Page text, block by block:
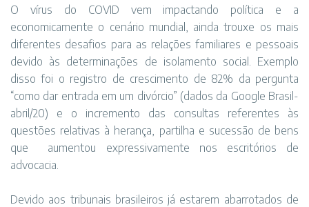
O vírus do COVID vem impactando política e a
economicamente o cenário mundial, ainda trouxe os mais
diferentes desafios para as relações familiares e pessoais
devido às determinações de isolamento social. Exemplo
disso foi o registro de crescimento de 82% da pergunta
“como dar entrada em um divórcio” (dados da Google Brasil-
abril/20) e o incremento das consultas referentes às
questões relativas à herança, partilha e sucessão de bens
que aumentou expressivamente nos escritórios de
advocacia.
Devido aos tribunais brasileiros já estarem abarrotados de